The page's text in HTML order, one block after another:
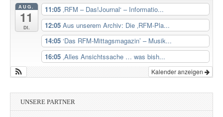
AUG.
11
Di.
11:05 ‚RFM – Das!Journal‘ – Informatio...
12:05 Aus unserem Archiv: Die ‚RFM-Pla...
14:05 ‘Das RFM-Mittagsmagazin’ – Musik...
16:05 ‚Alles Ansichtssache … was bish...
Kalender anzeigen
UNSERE PARTNER